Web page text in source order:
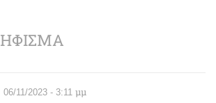
06/11/2023 - 3:11 μμ